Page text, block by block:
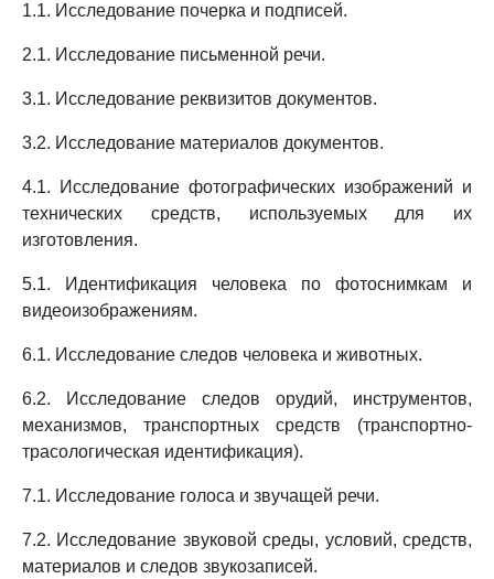
1.1. Исследование почерка и подписей.
2.1. Исследование письменной речи.
3.1. Исследование реквизитов документов.
3.2. Исследование материалов документов.
4.1. Исследование фотографических изображений и
технических средств, используемых для их
изготовления.
5.1. Идентификация человека по фотоснимкам и
видеоизображениям.
6.1. Исследование следов человека и животных.
6.2. Исследование следов орудий, инструментов,
механизмов, транспортных средств (транспортно-
трасологическая идентификация).
7.1. Исследование голоса и звучащей речи.
7.2. Исследование звуковой среды, условий, средств,
материалов и следов звукозаписей.